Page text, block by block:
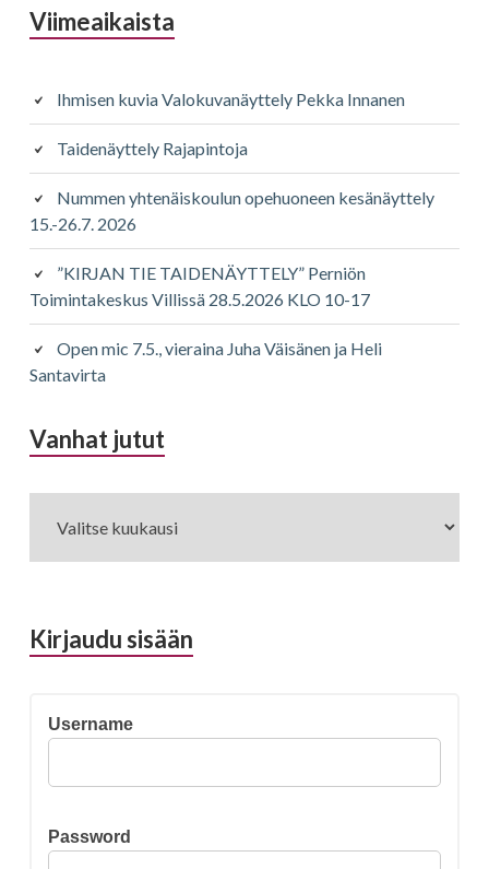
Sivupalkki
Viimeaikaista
Ihmisen kuvia Valokuvanäyttely Pekka Innanen
Taidenäyttely Rajapintoja
Nummen yhtenäiskoulun opehuoneen kesänäyttely
15.-26.7. 2026
”KIRJAN TIE TAIDENÄYTTELY” Perniön
Toimintakeskus Villissä 28.5.2026 KLO 10-17
Open mic 7.5., vieraina Juha Väisänen ja Heli
Santavirta
Vanhat jututVanhat
jutut
Kirjaudu sisään
Username
Password